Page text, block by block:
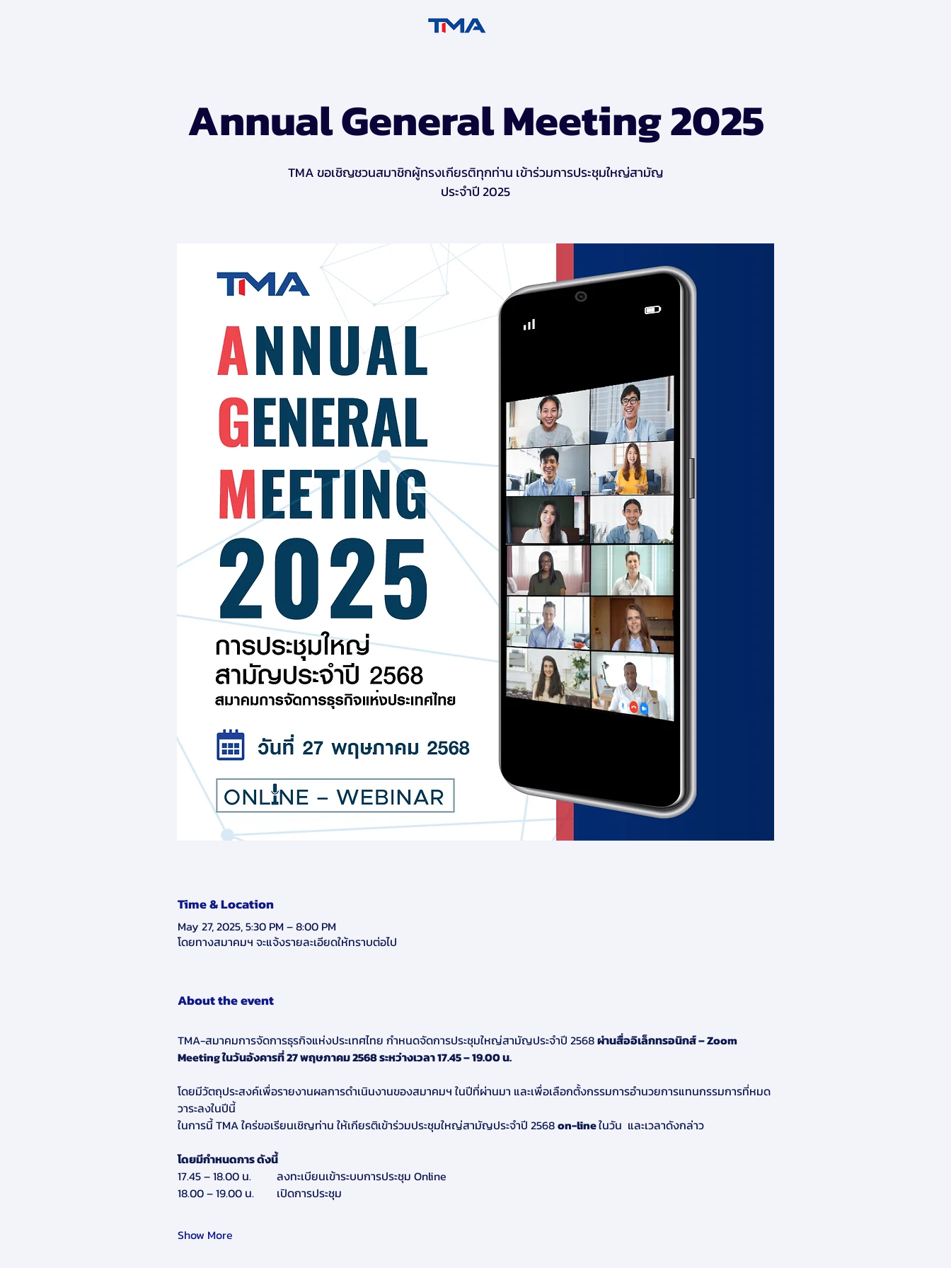
Annual General Meeting 2025
TMA ขอเชิญชวนสมาชิกผู้ทรงเกียรติทุกท่าน เข้าร่วมการประชุมใหญ่สามัญ
ประจำปี 2025
Time & Location
May 27, 2025, 5:30 PM – 8:00 PM
โดยทางสมาคมฯ จะแจ้งรายละเอียดให้ทราบต่อไป
About the event
TMA-สมาคมการจัดการธุรกิจแห่งประเทศไทย กำหนดจัดการประชุมใหญ่สามัญประจำปี 2568 ผ่านสื่ออิเล็กทรอนิกส์ – Zoom
Meeting ในวันอังคารที่ 27 พฤษภาคม 2568 ระหว่างเวลา 17.45 – 19.00 น.
โดยมีวัตถุประสงค์เพื่อรายงานผลการดำเนินงานของสมาคมฯ ในปีที่ผ่านมา และเพื่อเลือกตั้งกรรมการอำนวยการแทนกรรมการที่หมด
วาระลงในปีนี้
ในการนี้ TMA ใคร่ขอเรียนเชิญท่าน ให้เกียรติเข้าร่วมประชุมใหญ่สามัญประจำปี 2568 on-line ในวัน  และเวลาดังกล่าว
โดยมีกำหนดการ ดังนี้
17.45 – 18.00 น.         ลงทะเบียนเข้าระบบการประชุม Online
18.00 – 19.00 น.        เปิดการประชุม
Show More